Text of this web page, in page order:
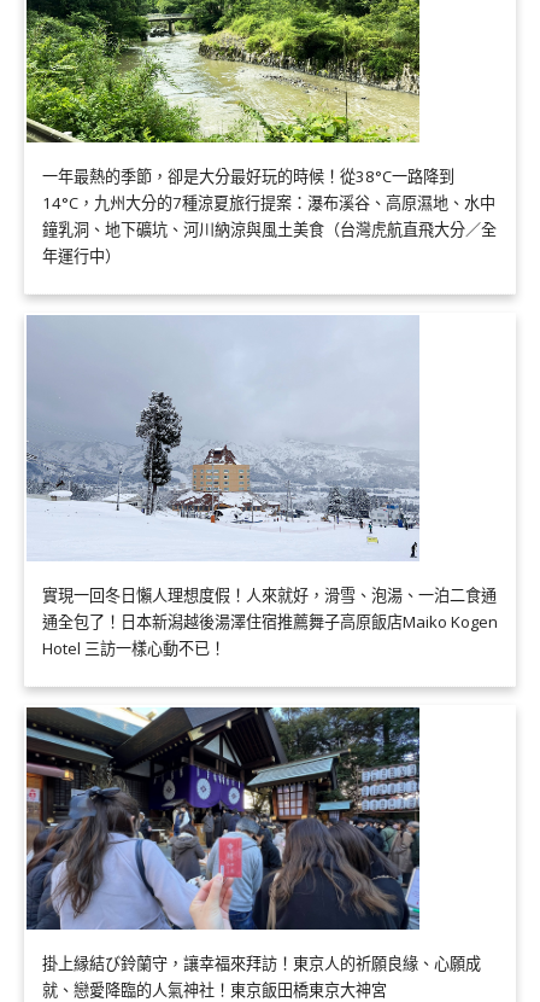
一年最熱的季節，卻是大分最好玩的時候！從38°C一路降到
14°C，九州大分的7種涼夏旅行提案：瀑布溪谷、高原濕地、水中
鐘乳洞、地下礦坑、河川納涼與風土美食（台灣虎航直飛大分／全
年運行中）
實現一回冬日懶人理想度假！人來就好，滑雪、泡湯、一泊二食通
通全包了！日本新潟越後湯澤住宿推薦舞子高原飯店Maiko Kogen
Hotel 三訪一樣心動不已！
掛上縁結び鈴蘭守，讓幸福來拜訪！東京人的祈願良緣、心願成
就、戀愛降臨的人氣神社！東京飯田橋東京大神宮